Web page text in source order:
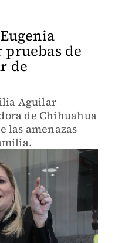
pruebas de
de
Aguilar
de Chihuahua
las amenazas